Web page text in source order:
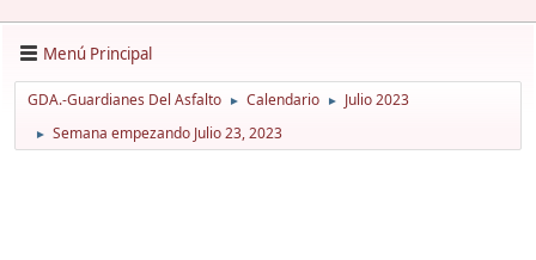
Menú Principal
GDA.-Guardianes Del Asfalto ► Calendario ► Julio 2023
► Semana empezando Julio 23, 2023